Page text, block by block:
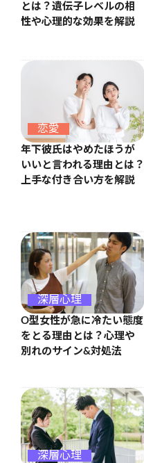
とは？遺伝子レベルの相
性や心理的な効果を解説
恋愛
年下彼氏はやめたほうが
いいと言われる理由とは？
上手な付き合い方を解説
深層心理
O型女性が急に冷たい態度
をとる理由とは？心理や
別れのサイン&対処法
深層心理